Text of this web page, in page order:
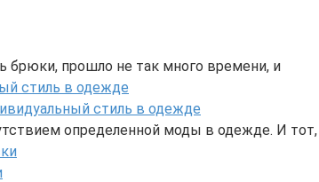
брюки, прошло не так много времени, и
стиль в одежде
определенной моды в одежде. И